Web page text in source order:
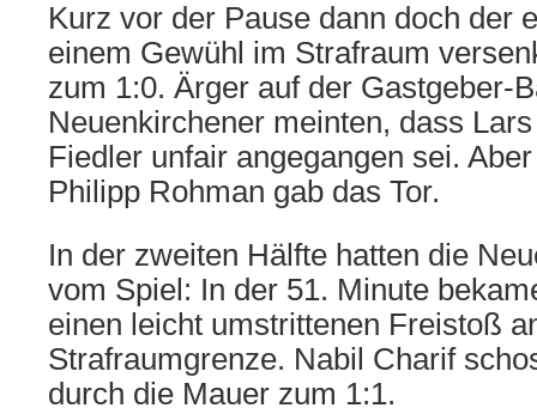
Kurz vor der Pause dann doch der
einem Gewühl im Strafraum
zum 1:0. Ärger auf der Gastgeber-
Neuenkirchener meinten, dass
Fiedler unfair angegangen sei.
Philipp Rohman gab das Tor.
In der zweiten Hälfte hatten die
vom Spiel: In der 51. Minute
einen leicht umstrittenen Freistoß
Strafraumgrenze. Nabil Charif
durch die Mauer zum 1:1.